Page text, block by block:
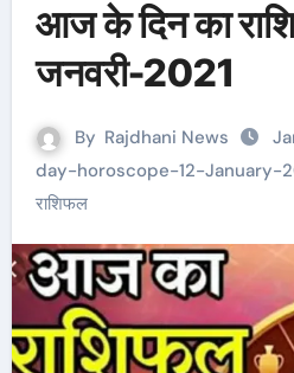
आज के दिन का
जनवरी-2021
By Rajdhani News
day-horoscope-12-January-
राशिफल